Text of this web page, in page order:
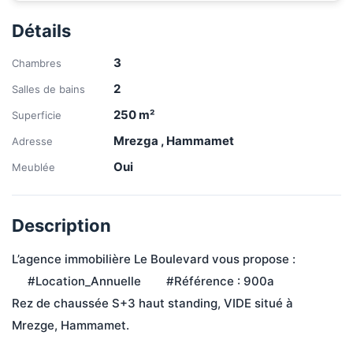
Détails
Chambres 3
Salles de bains 2
Superficie 250m²
Adresse Mrezga , Hammamet
Meublée Oui
Description
L’agence immobilière Le Boulevard vous propose :
#Location_Annuelle        #Référence : 900a
Rez de chaussée S+3 haut standing, VIDE situé à
Mrezge, Hammamet.